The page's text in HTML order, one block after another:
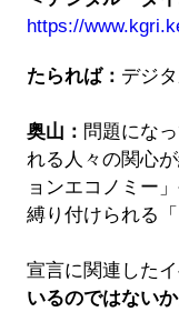
https://
たられば： デジ
奥山： 問題にな
れる人々の関心
ョンエコノミー
縛り付けられる
宣言に関連したイ
いるのではない